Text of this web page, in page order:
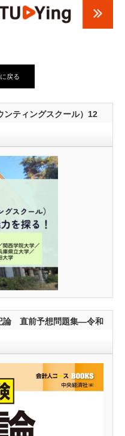
戻る
ンティングスクール）12
論 直前予想問題集―令和